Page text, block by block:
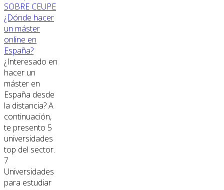
SOBRE CEUPE
¿Dónde hacer
un máster
online en
España?
¿Interesado en
hacer un
máster en
España desde
la distancia? A
continuación,
te presento 5
universidades
top del sector.
7
Universidades
para estudiar